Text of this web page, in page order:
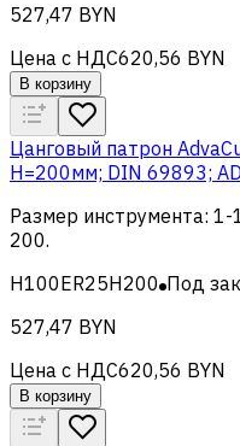
527,47 BYN
Цена с НДС620,56 BYN
В корзину
Цанговый патрон
H=200мм; DIN 69893;
Размер инструмента: 1-
200.
H100ER25H200 Под
527,47 BYN
Цена с НДС620,56 BYN
В корзину